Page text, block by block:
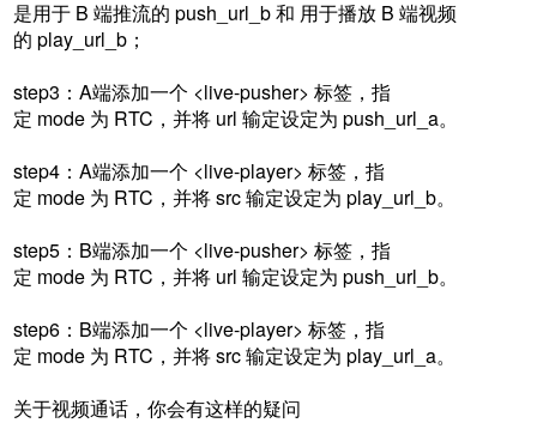
是用于 B 端推流的 push_url_b 和 用于播放 B 端视频
的 play_url_b；
step3：A端添加一个 <live-pusher> 标签，指
定 mode 为 RTC，并将 url 输定设定为 push_url_a。
step4：A端添加一个 <live-player> 标签，指
定 mode 为 RTC，并将 src 输定设定为 play_url_b。
step5：B端添加一个 <live-pusher> 标签，指
定 mode 为 RTC，并将 url 输定设定为 push_url_b。
step6：B端添加一个 <live-player> 标签，指
定 mode 为 RTC，并将 src 输定设定为 play_url_a。
关于视频通话，你会有这样的疑问